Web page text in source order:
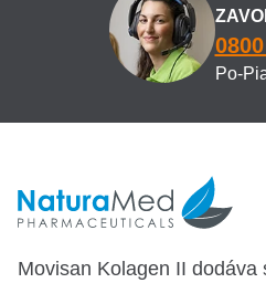
Po-
Movisan Kolagen II dodáva